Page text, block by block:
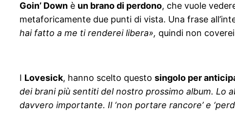
Goin’ Down è un brano di perdono, che vuole
metaforicamente due punti di vista. Una frase
hai fatto a me ti renderei libera», quindi non
I Lovesick, hanno scelto questo singolo per
dei brani più sentiti del nostro prossimo album. Lo
davvero importante. Il ‘non portare rancore’ e